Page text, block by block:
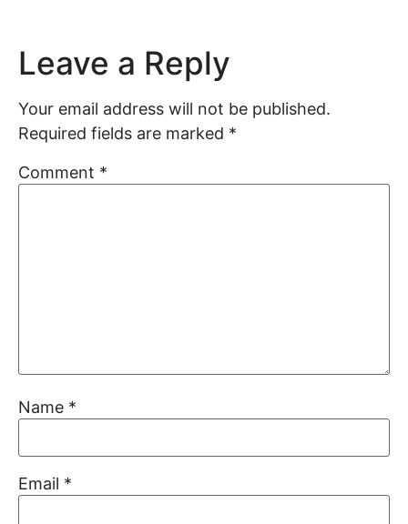
Leave a Reply
Your email address will not be published.
Required fields are marked *
Comment *
Name *
Email *